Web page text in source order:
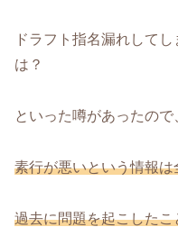
ドラフト指名漏れして
は？
といった噂があったの
素行が悪いという情報
過去に問題を起こした